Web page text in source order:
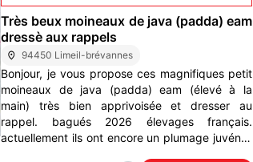
Très beux moineaux de java (padda) eam
dressè aux rappels
94450 Limeil-brévannes
Bonjour, je vous propose ces magnifiques petit
moineaux de java (padda) eam (élevé à la
main) très bien apprivoisée et dresser au
rappel. bagués 2026 élevages français.
actuellement ils ont encore un plumage juvénile